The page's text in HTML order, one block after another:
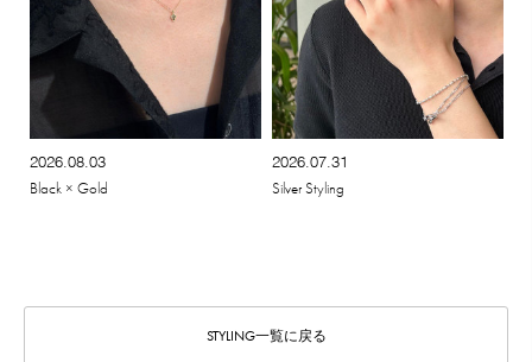
2026.08.03
Black × Gold
2026.07.31
Silver Styling
STYLING一覧に戻る